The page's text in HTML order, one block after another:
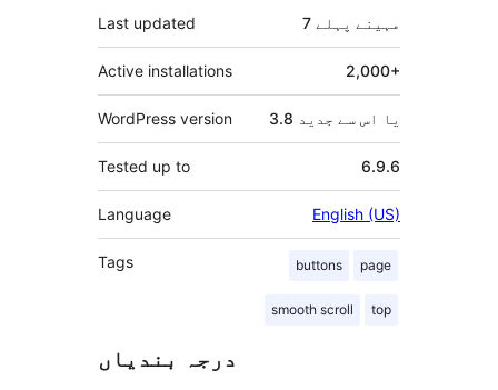
Last updated 7 مہینے پہلے
Active installations 2,000+
WordPress version 3.8 یا اس سے جدید
Tested up to 6.9.6
Language English (US)
Tags buttons page
smooth scroll top
درجہ بندیاں